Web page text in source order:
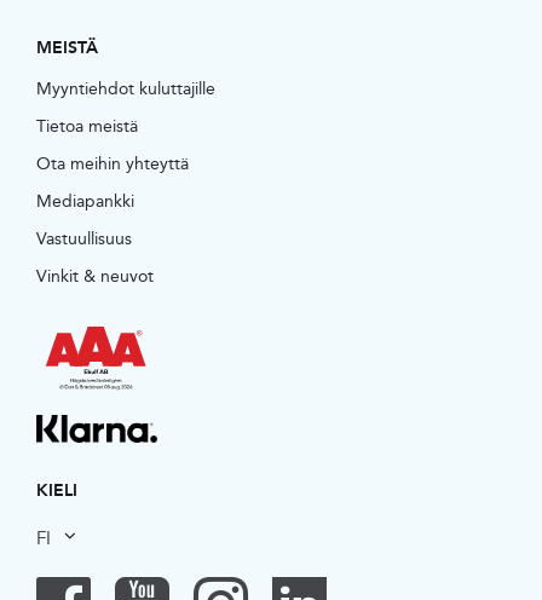
MEISTÄ
Myyntiehdot kuluttajille
Tietoa meistä
Ota meihin yhteyttä
Mediapankki
Vastuullisuus
Vinkit & neuvot
KIELI
FI